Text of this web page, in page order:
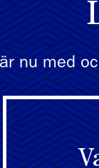
nu med